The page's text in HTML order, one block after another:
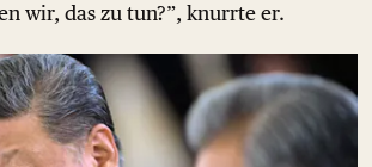
wir, das zu tun?”, knurrte er.